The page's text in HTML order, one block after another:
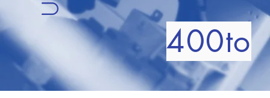
400to